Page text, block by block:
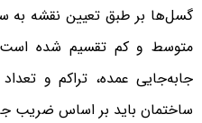
گسل‌ها بر طبق تعیین نقشه به
متوسط و کم تقسیم شده است
ساختمان باید بر اساس ضریب